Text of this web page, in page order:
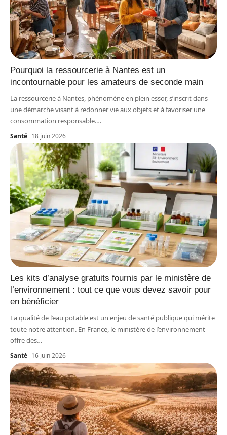
Pourquoi la ressourcerie à Nantes est un
incontournable pour les amateurs de seconde main
La ressourcerie à Nantes, phénomène en plein essor, s’inscrit dans
une démarche visant à redonner vie aux objets et à favoriser une
consommation responsable.…
Santé 18 juin 2026
Les kits d’analyse gratuits fournis par le ministère de
l’environnement : tout ce que vous devez savoir pour
en bénéficier
La qualité de l’eau potable est un enjeu de santé publique qui mérite
toute notre attention. En France, le ministère de l’environnement
offre des…
Santé 16 juin 2026